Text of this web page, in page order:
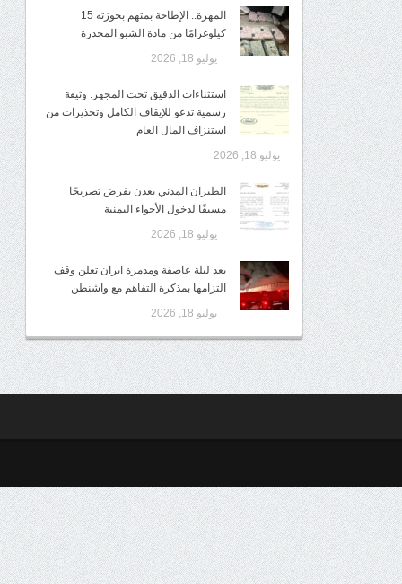
المهرة.. الإطاحة بمتهم بحوزته 15
كيلوغرامًا من مادة الشبو المخدرة
يوليو 18, 2026
استثناءات الدقيق تحت المجهر: وثيقة
رسمية تدعو للإيقاف الكامل وتحذيرات من
استنزاف المال العام
يوليو 18, 2026
الطيران المدني بعدن يفرض تصريحًا
مسبقًا لدخول الأجواء اليمنية
يوليو 18, 2026
بعد ليلة عاصفة ومدمرة ايران تعلن وقف
التزامها بمذكرة التفاهم مع واشنطن
يوليو 18, 2026